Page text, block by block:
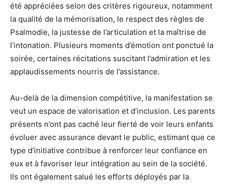
été appréciées selon des critères rigoureux, notamment
la qualité de la mémorisation, le respect des règles de
Psalmodie, la justesse de l’articulation et la maîtrise de
l’intonation. Plusieurs moments d’émotion ont ponctué la
soirée, certaines récitations suscitant l’admiration et les
applaudissements nourris de l’assistance.
Au-delà de la dimension compétitive, la manifestation se
veut un espace de valorisation et d’inclusion. Les parents
présents n’ont pas caché leur fierté de voir leurs enfants
évoluer avec assurance devant le public, estimant que ce
type d’initiative contribue à renforcer leur confiance en
eux et à favoriser leur intégration au sein de la société.
Ils ont également salué les efforts déployés par la